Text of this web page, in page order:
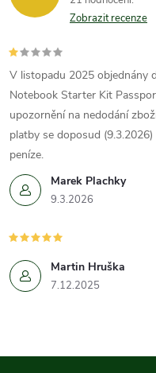
Zobrazit recenze
Marek Plachky
9.3.2026
V listopadu 2025 objednány
Notebook Starter Kit
upozornění na nedodání
platby se doposud
peníze.
Martin Hruška
7.12.2025